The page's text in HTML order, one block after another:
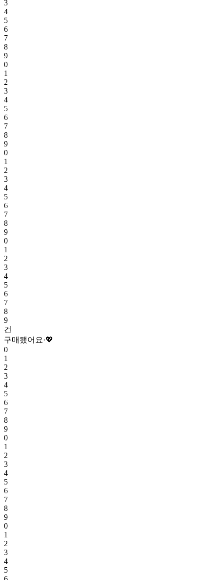
3
4
5
6
7
8
9
0
1
2
3
4
5
6
7
8
9
0
1
2
3
4
5
6
7
8
9
0
1
2
3
4
5
6
7
8
9
건
구매됐어요·💖
0
1
2
3
4
5
6
7
8
9
0
1
2
3
4
5
6
7
8
9
0
1
2
3
4
5